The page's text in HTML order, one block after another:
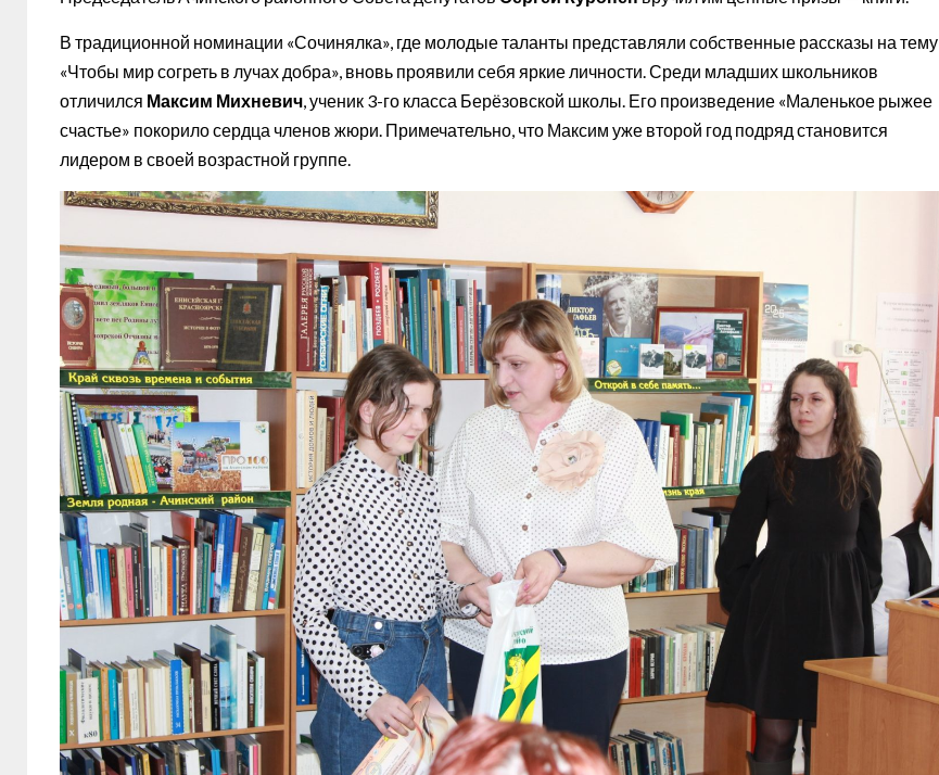
В традиционной номинации «Сочинялка», где молодые таланты представляли собственные рассказы на тему
«Чтобы мир согреть в лучах добра», вновь проявили себя яркие личности. Среди младших школьников
отличился Максим Михневич , ученик 3-го класса Берёзовской школы. Его произведение «Маленькое рыжее
счастье» покорило сердца членов жюри. Примечательно, что Максим уже второй год подряд становится
лидером в своей возрастной группе.